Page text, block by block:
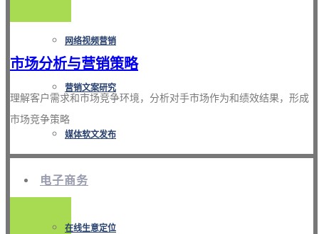
网络视频营销
营销文案研究
媒体软文发布
电子商务
在线生意定位
市场分析与营销策略
理解客户需求和市场竞争环境，分析对手市场作为和绩效结果，形成
市场竞争策略